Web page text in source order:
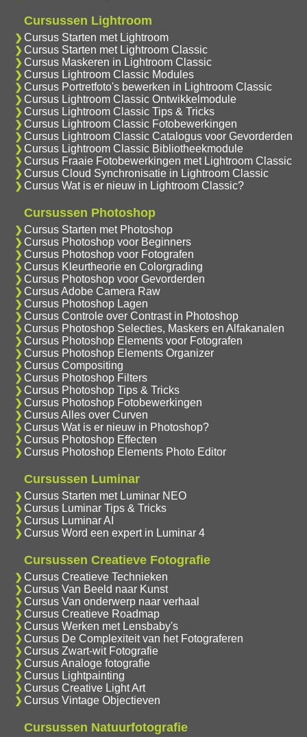
Cursussen Lightroom
Cursus Starten met Lightroom
Cursus Starten met Lightroom Classic
Cursus Maskeren in Lightroom Classic
Cursus Lightroom Classic Modules
Cursus Portretfoto's bewerken in Lightroom Classic
Cursus Lightroom Classic Ontwikkelmodule
Cursus Lightroom Classic Tips & Tricks
Cursus Lightroom Classic Fotobewerkingen
Cursus Lightroom Classic Catalogus voor Gevorderden
Cursus Lightroom Classic Bibliotheekmodule
Cursus Fraaie Fotobewerkingen met Lightroom Classic
Cursus Cloud Synchronisatie in Lightroom Classic
Cursus Wat is er nieuw in Lightroom Classic?
Cursussen Photoshop
Cursus Starten met Photoshop
Cursus Photoshop voor Beginners
Cursus Photoshop voor Fotografen
Cursus Kleurtheorie en Colorgrading
Cursus Photoshop voor Gevorderden
Cursus Adobe Camera Raw
Cursus Photoshop Lagen
Cursus Controle over Contrast in Photoshop
Cursus Photoshop Selecties, Maskers en Alfakanalen
Cursus Photoshop Elements voor Fotografen
Cursus Photoshop Elements Organizer
Cursus Compositing
Cursus Photoshop Filters
Cursus Photoshop Tips & Tricks
Cursus Photoshop Fotobewerkingen
Cursus Alles over Curven
Cursus Wat is er nieuw in Photoshop?
Cursus Photoshop Effecten
Cursus Photoshop Elements Photo Editor
Cursussen Luminar
Cursus Starten met Luminar NEO
Cursus Luminar Tips & Tricks
Cursus Luminar AI
Cursus Word een expert in Luminar 4
Cursussen Creatieve Fotografie
Cursus Creatieve Technieken
Cursus Van Beeld naar Kunst
Cursus Van onderwerp naar verhaal
Cursus Creatieve Roadmap
Cursus Werken met Lensbaby's
Cursus De Complexiteit van het Fotograferen
Cursus Zwart-wit Fotografie
Cursus Analoge fotografie
Cursus Lightpainting
Cursus Creative Light Art
Cursus Vintage Objectieven
Cursussen Natuurfotografie